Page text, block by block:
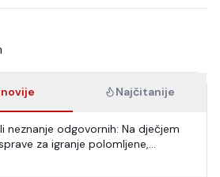
Najčitanije
neznanje odgovornih: Na dječjem
za igranje polomljene,
u raspadu